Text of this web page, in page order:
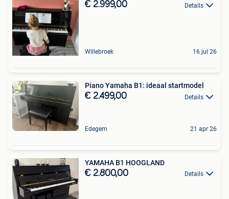
€ 2.999,00 Details
Willebroek 16 jul 26
Piano Yamaha B1: ideaal startmodel
€ 2.499,00 Details
Edegem 21 apr 26
YAMAHA B1 HOOGLAND
€ 2.800,00 Details